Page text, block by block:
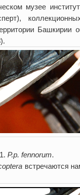
музее
Башкирии
P.p. fennorum.
встречаются